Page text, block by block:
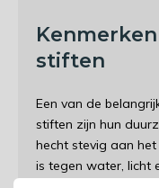
stiften
Een van de
stiften zijn hun
hecht stevig aan
is tegen water, licht